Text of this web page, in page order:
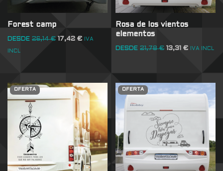
Forest camp
DESDE 26,14€ 17,42 € IVA
INCL
Rosa de los vientos
elementos
DESDE 21,78€ 13,31€ IVA INCL
OFERTA OFERTA